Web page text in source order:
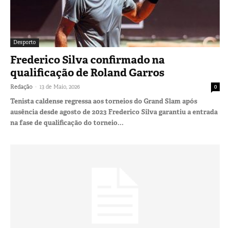
Desporto
Frederico Silva confirmado na
qualificação de Roland Garros
Redação - 13 de Maio, 2026 0
Tenista caldense regressa aos torneios do Grand Slam após
ausência desde agosto de 2023 Frederico Silva garantiu a entrada
na fase de qualificação do torneio...